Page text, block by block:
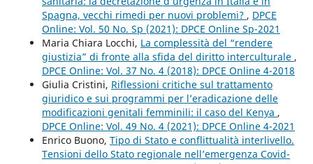
Spagna, vecchi rimedi per nuovi problemi? , DPCE
Online: Vol. 50 No. Sp (2021): DPCE Online Sp-2021
Maria Chiara Locchi, La complessità del “rendere
giustizia” di fronte alla sfida del diritto interculturale ,
DPCE Online: Vol. 37 No. 4 (2018): DPCE Online 4-2018
Giulia Cristini, Riflessioni critiche sul trattamento
giuridico e sui programmi per l’eradicazione delle
modificazioni genitali femminili: il caso del Kenya ,
DPCE Online: Vol. 49 No. 4 (2021): DPCE Online 4-2021
Enrico Buono, Tipo di Stato e conflittualità interlivello.
Tensioni dello Stato regionale nell’emergenza Covid-